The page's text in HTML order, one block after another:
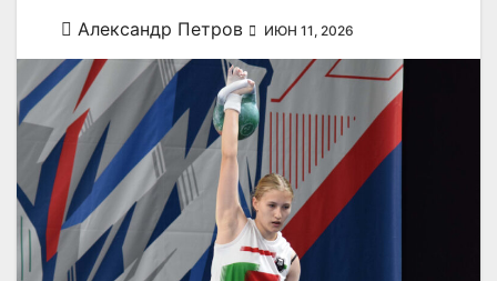
Александр Петров ИЮН 11, 2026